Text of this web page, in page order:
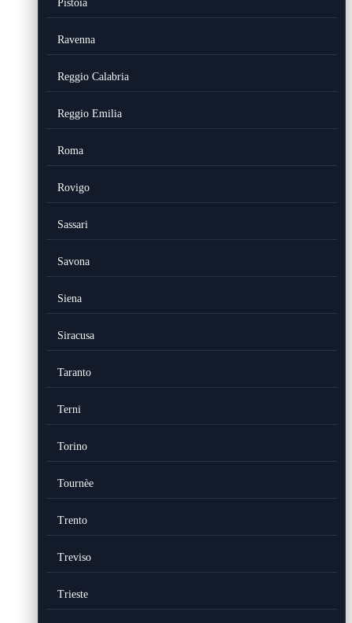
Pistoia
Ravenna
Reggio Calabria
Reggio Emilia
Roma
Rovigo
Sassari
Savona
Siena
Siracusa
Taranto
Terni
Torino
Tournèe
Trento
Treviso
Trieste